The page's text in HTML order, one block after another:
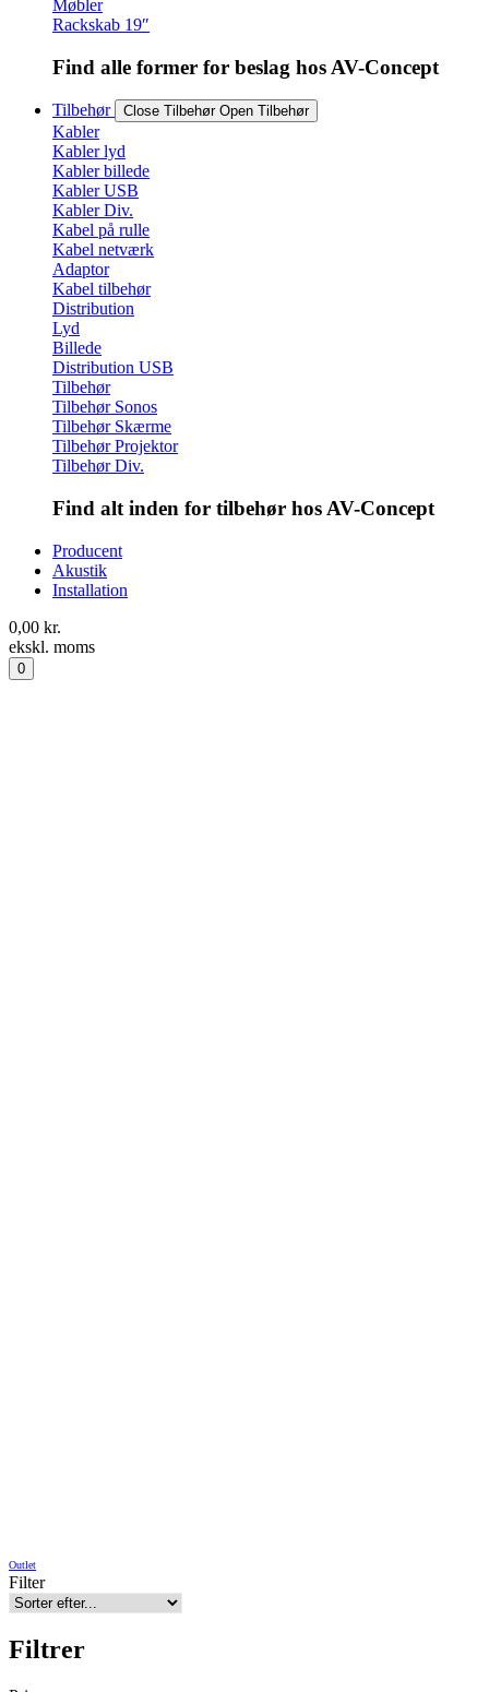
Møbler
Rackskab 19″
Find alle former for beslag hos AV-Concept
Tilbehør Close Tilbehør Open Tilbehør
Kabler
Kabler lyd
Kabler billede
Kabler USB
Kabler Div.
Kabel på rulle
Kabel netværk
Adaptor
Kabel tilbehør
Distribution
Lyd
Billede
Distribution USB
Tilbehør
Tilbehør Sonos
Tilbehør Skærme
Tilbehør Projektor
Tilbehør Div.
Find alt inden for tilbehør hos AV-Concept
Producent
Akustik
Installation
0,00 kr.
ekskl. moms
0
Outlet
Filter
Filtrer